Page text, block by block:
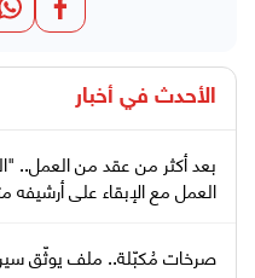
الأحدث في أخبار
بعد أكثر من عقد من العمل..
العمل مع الإبقاء على أرشيفه
صرخات مُكبّلة.. ملف يوثّق سير